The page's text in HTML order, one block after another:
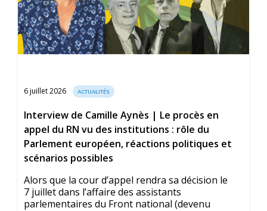
6 juillet 2026 ACTUALITÉS
Interview de Camille Aynès | Le procès en
appel du RN vu des institutions : rôle du
Parlement européen, réactions politiques et
scénarios possibles
Alors que la cour d’appel rendra sa décision le
7 juillet dans l’affaire des assistants
parlementaires du Front national (devenu